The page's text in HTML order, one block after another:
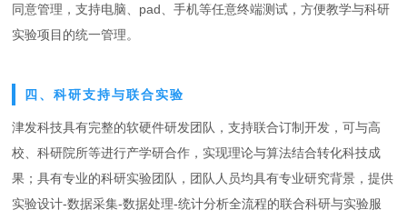
同意管理，支持电脑、pad、手机等任意终端测试，方便教学与科研
实验项目的统一管理。
四、科研支持与联合实验
津发科技具有完整的软硬件研发团队，支持联合订制开发，可与高
校、科研院所等进行产学研合作，实现理论与算法结合转化科技成
果；具有专业的科研实验团队，团队人员均具有专业研究背景，提供
实验设计-数据采集-数据处理-统计分析全流程的联合科研与实验服